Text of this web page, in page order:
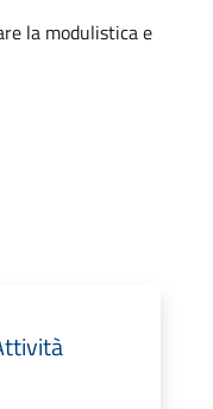
la modulistica e